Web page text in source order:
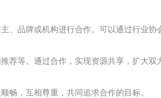
、品牌或机构进行合作。可以通过行业协
荐等。通过合作，实现资源共享，扩大双
畅，互相尊重，共同追求合作的目标。